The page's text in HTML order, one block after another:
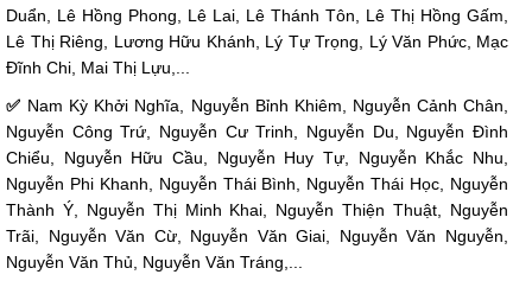
Duẩn, Lê Hồng Phong, Lê Lai, Lê Thánh Tôn, Lê Thị Hồng Gấm,
Lê Thị Riêng, Lương Hữu Khánh, Lý Tự Trọng, Lý Văn Phức, Mạc
Đĩnh Chi, Mai Thị Lựu,...
✅ Nam Kỳ Khởi Nghĩa, Nguyễn Bỉnh Khiêm, Nguyễn Cảnh Chân,
Nguyễn Công Trứ, Nguyễn Cư Trinh, Nguyễn Du, Nguyễn Đình
Chiểu, Nguyễn Hữu Cầu, Nguyễn Huy Tự, Nguyễn Khắc Nhu,
Nguyễn Phi Khanh, Nguyễn Thái Bình, Nguyễn Thái Học, Nguyễn
Thành Ý, Nguyễn Thị Minh Khai, Nguyễn Thiện Thuật, Nguyễn
Trãi, Nguyễn Văn Cừ, Nguyễn Văn Giai, Nguyễn Văn Nguyễn,
Nguyễn Văn Thủ, Nguyễn Văn Tráng,...